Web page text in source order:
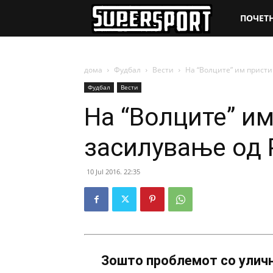
дома Фудбал Вести На “Волците” им
Фудбал Вести
На “Волците”
засилување од
10 Jul 2016. 22:35
Зошто проблемот со